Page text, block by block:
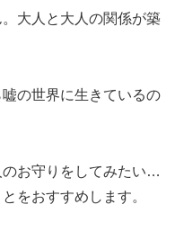
大人と大人の関係が築
の世界に生きているの
お守りをしてみたい…
をおすすめします。